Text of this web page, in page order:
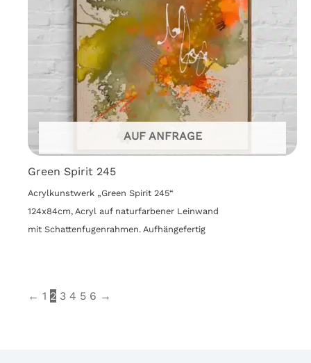
AUF ANFRAGE
Green Spirit 245
Acrylkunstwerk „Green Spirit 245“
124x84cm, Acryl auf naturfarbener Leinwand
mit Schattenfugenrahmen. Aufhängefertig
← 1 2 3 4 5 6 →